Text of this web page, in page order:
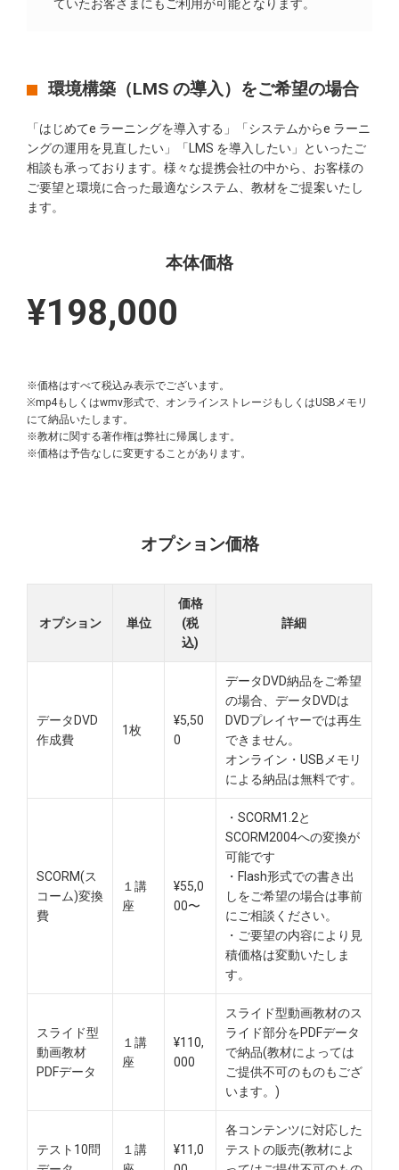
ていたお客さまにもご利用が可能となります。
環境構築（LMS の導入）をご希望の場合
「はじめてe ラーニングを導入する」「システムからe ラーニ
ングの運用を見直したい」「LMS を導入したい」といったご
相談も承っております。様々な提携会社の中から、お客様の
ご要望と環境に合った最適なシステム、教材をご提案いたし
ます。
本体価格
¥198,000
※価格はすべて税込み表示でございます。
※mp4もしくはwmv形式で、オンラインストレージもしくはUSBメモリ
にて納品いたします。
※教材に関する著作権は弊社に帰属します。
※価格は予告なしに変更することがあります。
オプション価格
オプション 単位
価格
(税
込)
詳細
データDVD
作成費
1枚
¥5,50
0
データDVD納品をご希望
の場合、データDVDは
DVDプレイヤーでは再生
できません。
オンライン・USBメモリ
による納品は無料です。​
SCORM(ス
コーム)変換
費
１講
座
¥55,0
00〜
・SCORM1.2と
SCORM2004への変換が
可能です
・Flash形式での書き出
しをご希望の場合は事前
にご相談ください。
・ご要望の内容により見
積価格は変動いたしま
す。
スライド型
動画教材
PDFデータ
１講
座
¥110,
000
スライド型動画教材のス
ライド部分をPDFデータ
で納品(教材によっては
ご提供不可のものもござ
います。)
テスト10問
１講
¥11,0
各コンテンツに対応した
テストの販売(教材によ